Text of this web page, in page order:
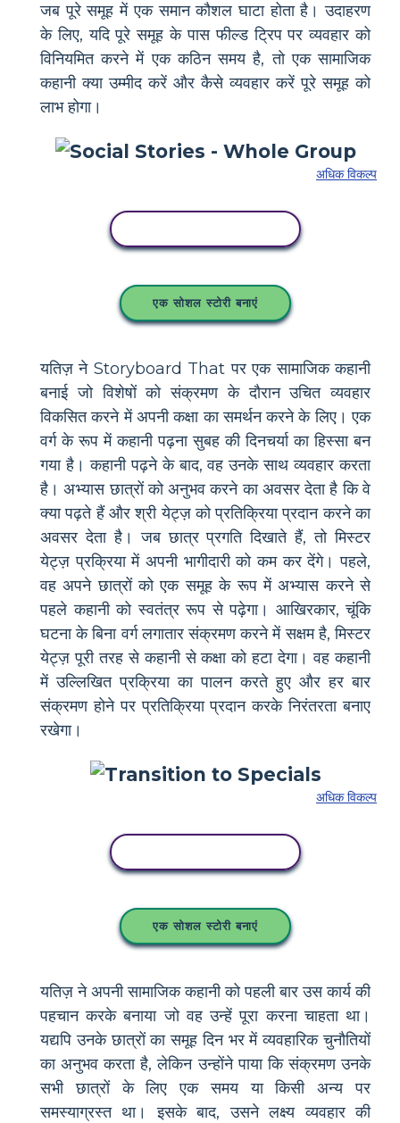
जब पूरे समूह में एक समान कौशल घाटा होता है। उदाहरण
के लिए, यदि पूरे समूह के पास फील्ड ट्रिप पर व्यवहार को
विनियमित करने में एक कठिन समय है, तो एक सामाजिक
कहानी क्या उम्मीद करें और कैसे व्यवहार करें पूरे समूह को
लाभ होगा।
अधिक विकल्प
एक सोशल स्टोरी बनाएं
यतिज़ ने Storyboard That पर एक सामाजिक कहानी
बनाई जो विशेषों को संक्रमण के दौरान उचित व्यवहार
विकसित करने में अपनी कक्षा का समर्थन करने के लिए। एक
वर्ग के रूप में कहानी पढ़ना सुबह की दिनचर्या का हिस्सा बन
गया है। कहानी पढ़ने के बाद, वह उनके साथ व्यवहार करता
है। अभ्यास छात्रों को अनुभव करने का अवसर देता है कि वे
क्या पढ़ते हैं और श्री येट्ज़ को प्रतिक्रिया प्रदान करने का
अवसर देता है। जब छात्र प्रगति दिखाते हैं, तो मिस्टर
येट्ज़ प्रक्रिया में अपनी भागीदारी को कम कर देंगे। पहले,
वह अपने छात्रों को एक समूह के रूप में अभ्यास करने से
पहले कहानी को स्वतंत्र रूप से पढ़ेगा। आखिरकार, चूंकि
घटना के बिना वर्ग लगातार संक्रमण करने में सक्षम है, मिस्टर
येट्ज़ पूरी तरह से कहानी से कक्षा को हटा देगा। वह कहानी
में उल्लिखित प्रक्रिया का पालन करते हुए और हर बार
संक्रमण होने पर प्रतिक्रिया प्रदान करके निरंतरता बनाए
रखेगा।
अधिक विकल्प
एक सोशल स्टोरी बनाएं
यतिज़ ने अपनी सामाजिक कहानी को पहली बार उस कार्य की
पहचान करके बनाया जो वह उन्हें पूरा करना चाहता था।
यद्यपि उनके छात्रों का समूह दिन भर में व्यवहारिक चुनौतियों
का अनुभव करता है, लेकिन उन्होंने पाया कि संक्रमण उनके
सभी छात्रों के लिए एक समय या किसी अन्य पर
समस्याग्रस्त था। इसके बाद, उसने लक्ष्य व्यवहार की